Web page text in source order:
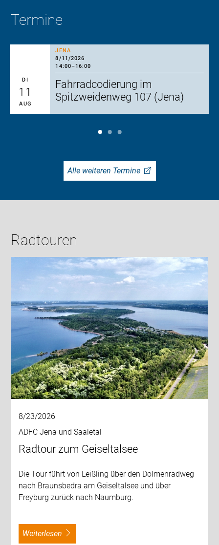
Termine
JENA
8/11/2026
14:00–16:00
DI
11
AUG
Fahrradcodierung im
Spitzweidenweg 107 (Jena)
Alle weiteren Termine
Radtouren
8/23/2026
ADFC Jena und Saaletal
Radtour zum Geiseltalsee
Die Tour führt von Leißling über den Dolmenradweg
nach Braunsbedra am Geiseltalsee und über
Freyburg zurück nach Naumburg.
weiterlesen